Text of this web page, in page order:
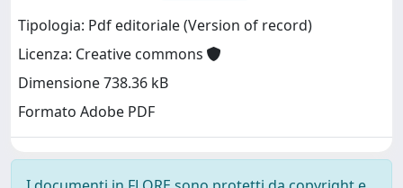
Tipologia: Pdf editoriale (Version of record)
Licenza: Creative commons
Dimensione 738.36 kB
Formato Adobe PDF